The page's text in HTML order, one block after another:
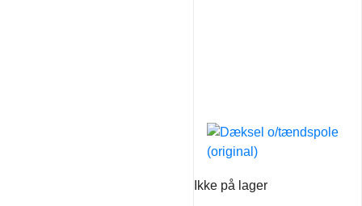
Ikke på lager